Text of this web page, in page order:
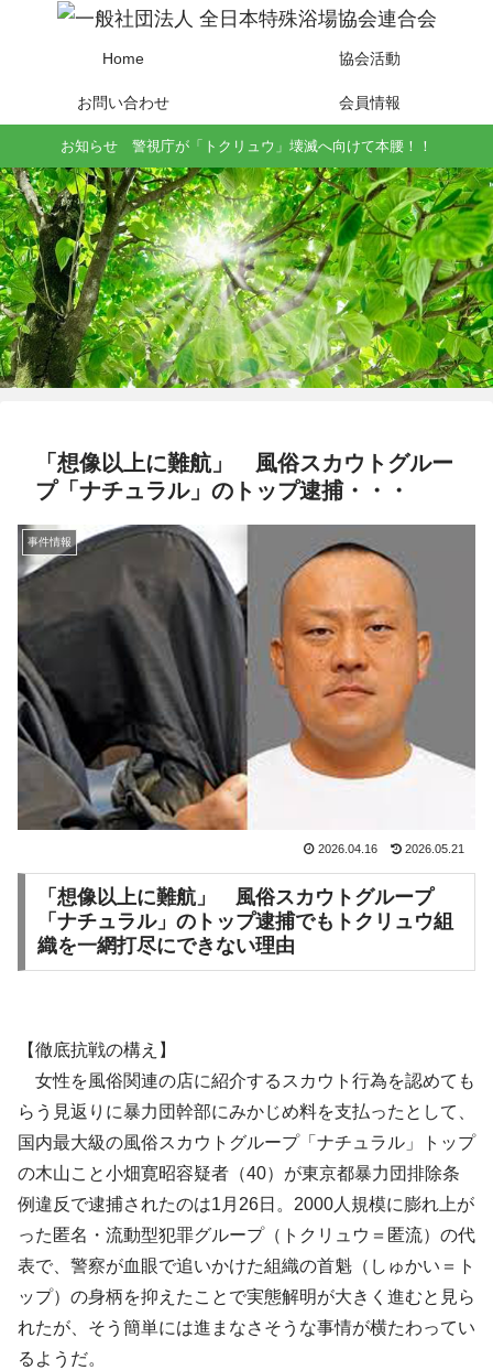
Home 協会活動
お問い合わせ 会員情報
お知らせ 警視庁が「トクリュウ」壊滅へ向けて本腰！！
「想像以上に難航」 風俗スカウトグルー
プ「ナチュラル」のトップ逮捕・・・
事件情報
2026.04.16 2026.05.21
「想像以上に難航」 風俗スカウトグループ
「ナチュラル」のトップ逮捕でもトクリュウ組
織を一網打尽にできない理由
【徹底抗戦の構え】
女性を風俗関連の店に紹介するスカウト行為を認めても
らう見返りに暴力団幹部にみかじめ料を支払ったとして、
国内最大級の風俗スカウトグループ「ナチュラル」トップ
の木山こと小畑寛昭容疑者（40）が東京都暴力団排除条
例違反で逮捕されたのは1月26日。2000人規模に膨れ上が
った匿名・流動型犯罪グループ（トクリュウ＝匿流）の代
表で、警察が血眼で追いかけた組織の首魁（しゅかい＝ト
ップ）の身柄を抑えたことで実態解明が大きく進むと見ら
れたが、そう簡単には進まなさそうな事情が横たわってい
るようだ。